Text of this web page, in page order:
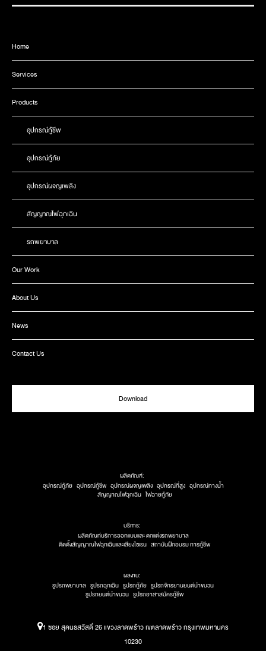
Home
Services
Products
อุปกรณ์กู้ชีพ
อุปกรณ์กู้ภัย
อุปกรณ์ผจญเพลิง
สัญญาณไฟฉุกเฉิน
รถพยาบาล
Our Work
About Us
News
Contact Us
Download
ผลิตภัณฑ์:
อุปกรณ์กู้ภัย อุปกรณ์กู้ชีพ อุปกรณ์ผจญเพลิง อุปกรณ์ที่สูง อุปกรณ์ทางน้ำ
สัญญาณไฟฉุกเฉิน ไฟฉายกู้ภัย
บริการ:
ผลิตภัณท์บริการออกแบบและ ตกแต่งรถพยาบาล
ติดตั้งสัญญาณไฟฉุกเฉินและเสียงไซเรน สถาบันฝึกอบรม การกู้ชีพ
ผลงาน:
รูปรถพยาบาล รูปรถฉุกเฉิน รูปรถกู้ภัย รูปรถจักรยานยนต์นำขบวน
รูปรถยนต์นำขบวน รูปรถอาสาสมัครกู้ชีพ
1 ซอย สุคนธสวัสดิ์ 26 แขวงลาดพร้าว เขตลาดพร้าว กรุงเทพมหานคร
10230